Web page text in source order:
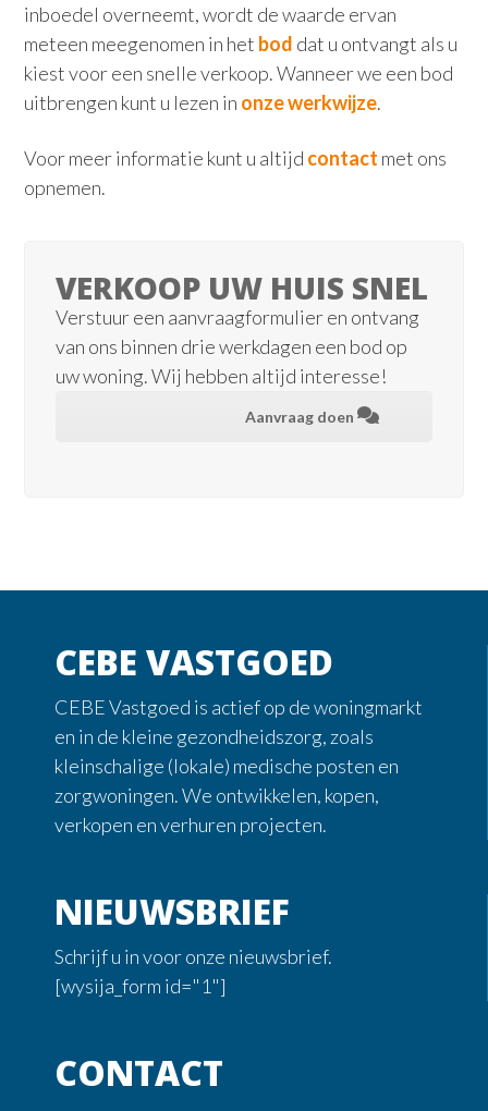
inboedel overneemt, wordt de waarde ervan
meteen meegenomen in het bod dat u ontvangt als u
kiest voor een snelle verkoop. Wanneer we een bod
uitbrengen kunt u lezen in onze werkwijze.
Voor meer informatie kunt u altijd contact met ons
opnemen.
VERKOOP UW HUIS SNEL
Verstuur een aanvraagformulier en ontvang
van ons binnen drie werkdagen een bod op
uw woning. Wij hebben altijd interesse!
Aanvraag doen
CEBE VASTGOED
CEBE Vastgoed is actief op de woningmarkt
en in de kleine gezondheidszorg, zoals
kleinschalige (lokale) medische posten en
zorgwoningen. We ontwikkelen, kopen,
verkopen en verhuren projecten.
NIEUWSBRIEF
Schrijf u in voor onze nieuwsbrief.
[wysija_form id="1"]
CONTACT